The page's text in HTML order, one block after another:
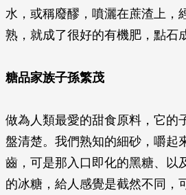
水，或稱廢醪，噴灑在蔗渣上，
熟，就成了很好的有機肥，點石
糖品家族子孫繁茂
做為人類最愛的甜食原料，它的
盤清楚。我們熟知的細砂，嚼起
齒，可是那入口即化的黑糖、以
的冰糖，給人感覺是截然不同，